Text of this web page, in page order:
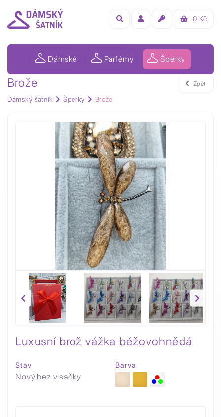
0 Kč
Dámské Parfémy Šperky
Brože
Dámský šatník Šperky Brože
Zpět
Luxusní brož vážka béžovohnědá
Stav
Nový bez visačky
Barva